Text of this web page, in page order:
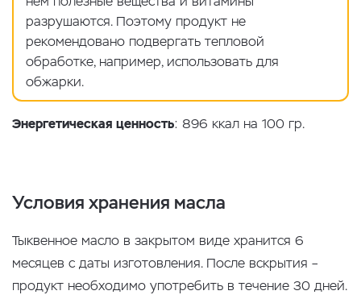
разрушаются. Поэтому продукт не
рекомендовано подвергать тепловой
обработке, например, использовать для
обжарки.
Энергетическая ценность: 896 ккал на 100 гр.
Условия хранения масла
Тыквенное масло в закрытом виде хранится 6
месяцев с даты изготовления. После вскрытия –
продукт необходимо употребить в течение 30 дней.